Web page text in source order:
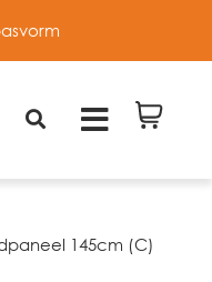
materialen
145cm (C)